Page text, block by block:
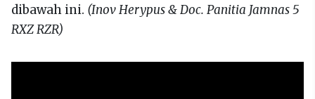
dibawah ini. (Inov Herypus & Doc. Panitia Jamnas 5
RXZ RZR)